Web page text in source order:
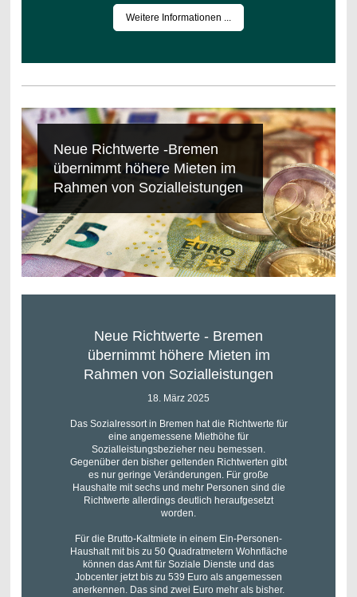
Weitere Informationen ...
Neue Richtwerte -Bremen
übernimmt höhere Mieten im
Rahmen von Sozialleistungen
Neue Richtwerte - Bremen
übernimmt höhere Mieten im
Rahmen von Sozialleistungen
18. März 2025
Das Sozialressort in Bremen hat die Richtwerte für
eine angemessene Miethöhe für
Sozialleistungsbezieher neu bemessen.
Gegenüber den bisher geltenden Richtwerten gibt
es nur geringe Veränderungen. Für große
Haushalte mit sechs und mehr Personen sind die
Richtwerte allerdings deutlich heraufgesetzt
worden.
Für die Brutto-Kaltmiete in einem Ein-Personen-
Haushalt mit bis zu 50 Quadratmetern Wohnfläche
können das Amt für Soziale Dienste und das
Jobcenter jetzt bis zu 539 Euro als angemessen
anerkennen. Das sind zwei Euro mehr als bisher.